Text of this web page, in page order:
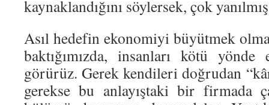
kaynaklandığını söylersek, çok
Asıl hedefin ekonomiyi büyütmek
baktığımızda, insanları kötü yönde
görürüz. Gerek kendileri doğrudan
gerekse bu anlayıştaki bir firmada